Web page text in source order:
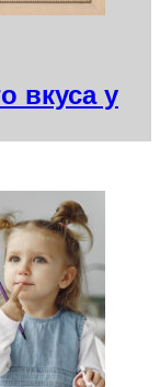
вкуса у